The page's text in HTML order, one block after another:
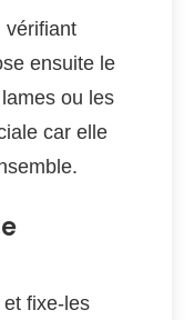
vérifiant
ensuite le
ou les
car elle
et fixe-les